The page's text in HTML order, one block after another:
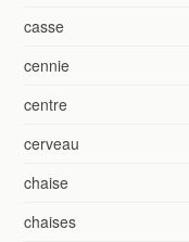
casse
cennie
centre
cerveau
chaise
chaises